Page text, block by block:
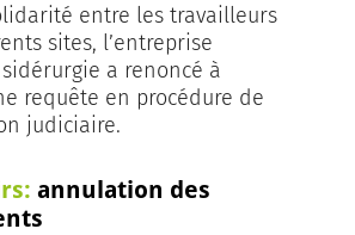
entre les travailleurs
sites, l’entreprise
a renoncé à
requête en procédure de
judiciaire.
annulation des